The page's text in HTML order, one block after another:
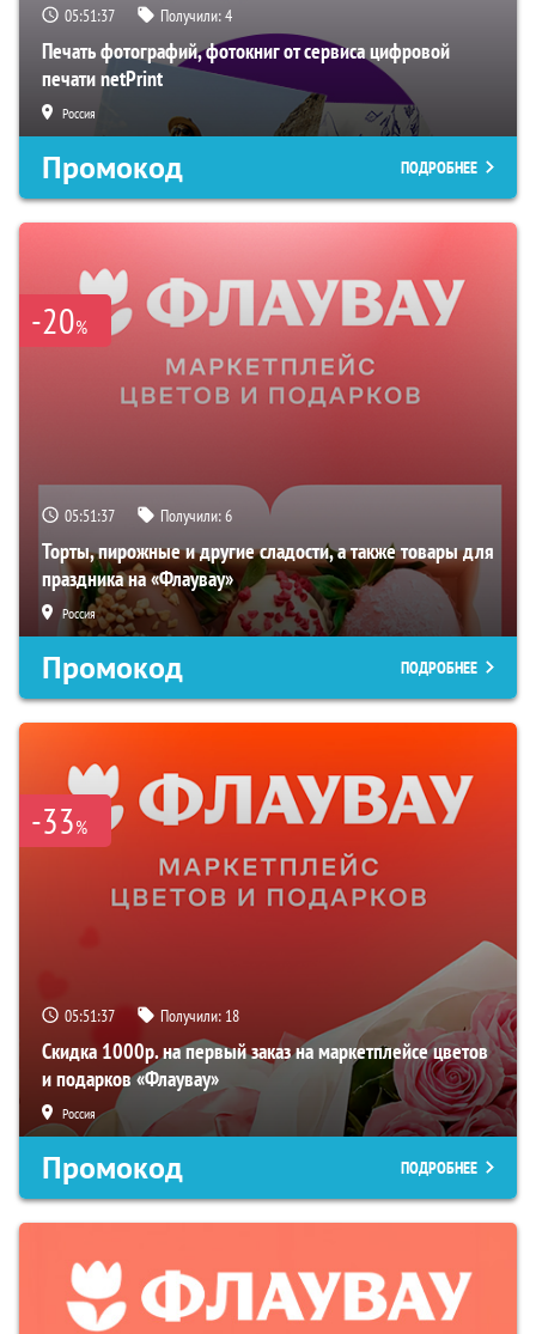
05:51:36 Получили:4
Печать фотографий, фотокниг от сервиса цифровой
печати netPrint
Россия
Промокод ПОДРОБНЕЕ
-20%
05:51:36 Получили:6
Торты, пирожные и другие сладости, а также товары для
праздника на «Флаувау»
Россия
Промокод ПОДРОБНЕЕ
-33%
05:51:36 Получили: 18
Скидка 1000р. на первый заказ на маркетплейсе цветов
и подарков «Флаувау»
Россия
Промокод ПОДРОБНЕЕ